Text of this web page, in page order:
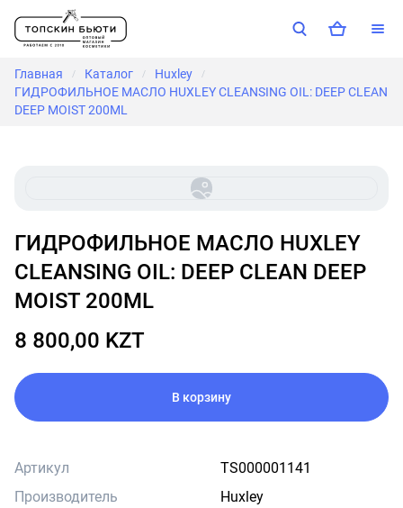
Главная / Каталог / Huxley /
ГИДРОФИЛЬНОЕ МАСЛО HUXLEY CLEANSING OIL: DEEP CLEAN
DEEP MOIST 200ML
ГИДРОФИЛЬНОЕ МАСЛО HUXLEY
CLEANSING OIL: DEEP CLEAN DEEP
MOIST 200ML
8 800,00 KZT
В корзину
Артикул
TS000001141
Производитель
Huxley